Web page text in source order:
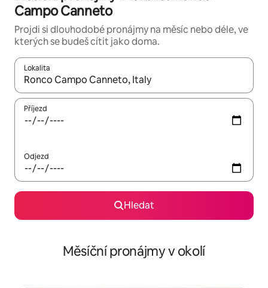
Campo Canneto
Projdi si dlouhodobé pronájmy na měsíc nebo déle, ve
kterých se budeš cítit jako doma.
Lokalita
Až budou výsledky k dispozici, můžeš si je procházet pomocí
Příjezd
Odjezd
Hledat
Měsíční pronájmy v okolí